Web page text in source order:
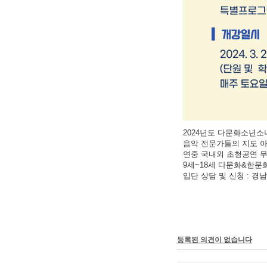
2024년도 다문화소년
음악 전문가들의 지도
연중 국내외 초청공연
9세~18세 다문화&한
입단 상담 및 신청 : 경
등록된 의견이 없습니다